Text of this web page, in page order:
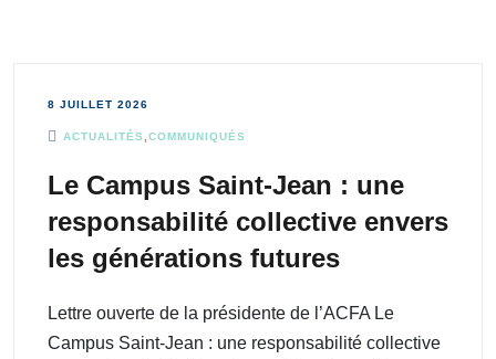
8 JUILLET 2026
ACTUALITÉS COMMUNIQUÉS
Le Campus Saint-Jean : une
responsabilité collective envers
les générations futures
Lettre ouverte de la présidente de l’ACFA Le
Campus Saint-Jean : une responsabilité collective